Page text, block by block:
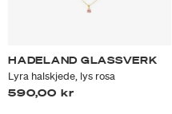
HADELAND GLASSVERK
Lyra halskjede, lys rosa
590,00 kr